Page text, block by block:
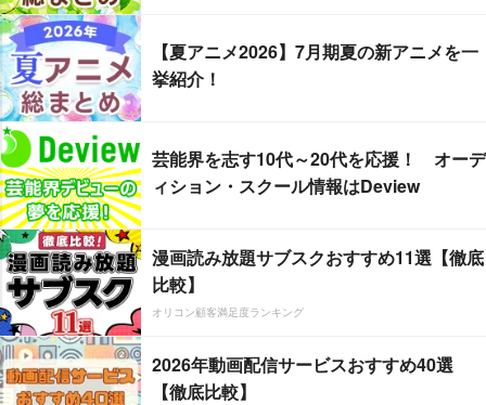
【夏アニメ2026】7月期夏の新アニメを一
挙紹介！
芸能界を志す10代～20代を応援！ オーデ
ィション・スクール情報はDeview
漫画読み放題サブスクおすすめ11選【徹底
比較】
オリコン顧客満足度ランキング
2026年動画配信サービスおすすめ40選
【徹底比較】